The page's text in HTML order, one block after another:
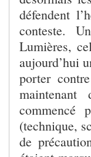
défendent
conteste.
Lumières,
aujourd’hui
porter
commencé
(technique,
de